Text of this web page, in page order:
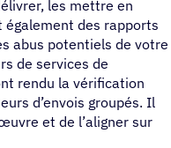
les mettre en
des rapports
abus potentiels de votre
de services de
rendu la vérification
d’envois groupés. Il
et de l’aligner sur